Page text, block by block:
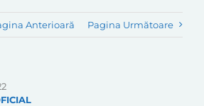
Anterioară Pagina Următoare